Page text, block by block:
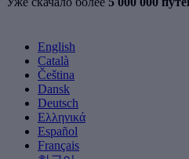
English
Català
Čeština
Dansk
Deutsch
Ελληνικά
Español
Français